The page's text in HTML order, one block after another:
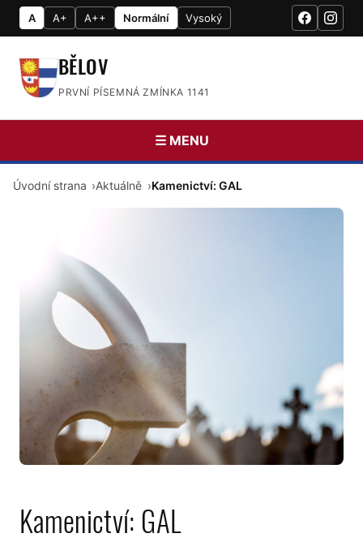
A A+ A++ Normální Vysoký
BĚLOV
PRVNÍ PÍSEMNÁ ZMÍNKA 1141
☰ MENU
Úvodní strana Aktuálně Kamenictví: GAL
Kamenictví: GAL